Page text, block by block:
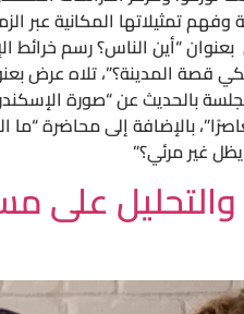
المدينة وفهم تمثيلاتها المكانية
“أين الناس؟ رسم خرائط
قصة المدينة؟”، تلاه عرض
بالحديث عن “صورة
بالإضافة إلى محاضرة “ما
غير مرئي؟”
والتحليل على